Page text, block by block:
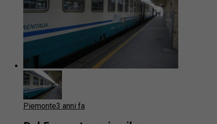
Piemonte3 anni fa